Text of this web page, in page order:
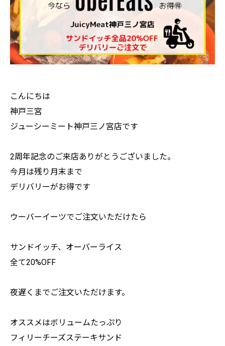
こんにちは
神戸三宮
ジューシーミート神戸三ノ宮店です
2周年記念のご来店ありがとうございました。
今月は残り月末まで
デリバリーがお得です
ウーバーイーツでご注文いただけたら
サンドイッチ、オーバーライス
全て20%OFF
夜遅くまでご注文いただけます。
オススメはボリュームたっぷり
フィリーチーズステーキサンド